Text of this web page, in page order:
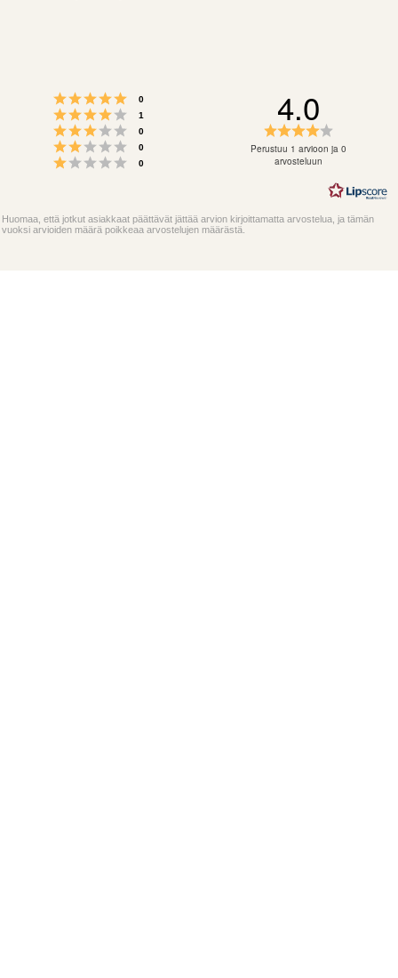
Arvio 5 5:sta tähdestä
0
Arvio 4 5:sta tähdestä
1
Arvio 3 5:sta tähdestä
0
Arvio 2 5:sta tähdestä
0
Arvio 1 5:sta tähdestä
0
4.0
4.0
Perustuu 1 arvioon ja 0
arvosteluun
Huomaa, että jotkut asiakkaat päättävät jättää arvion kirjoittamatta arvostelua, ja tämän
vuoksi arvioiden määrä poikkeaa arvostelujen määrästä.